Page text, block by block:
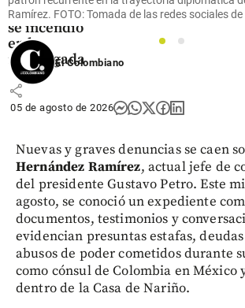
carro que
se incendió
en la
madrugada
share
Ramírez. FOTO: Tomada de las redes sociales
1
2
El Colombiano
05 de agosto de 2026
Nuevas y graves denuncias se caen
Hernández Ramírez, actual jefe de
del presidente Gustavo Petro. Este
agosto, se conoció un expediente
documentos, testimonios y
evidencian presuntas estafas,
abusos de poder cometidos durante
como cónsul de Colombia en México
dentro de la Casa de Nariño.